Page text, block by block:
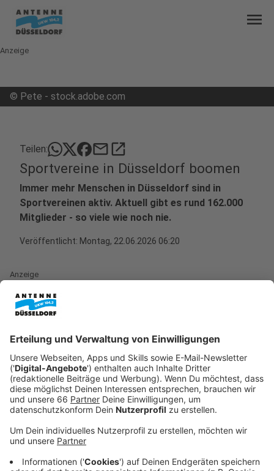
menu
Anzeige
© Pete - stock.adobe.com
Teilen: mailopen_in_new
Sportvereine in Düsseldorf boomen
Immer mehr Menschen in Düsseldorf sind in
Sportvereinen aktiv. Aktuell gibt es rund 162.000
Mitglieder - so viele wie noch nie.
Veröffentlicht: Montag, 22.06.2026 06:20
Anzeige
Die Sportvereine in Düsseldorf boomen. Nach Zahlen
des
Landessportbundes NRW
sind aktuell mehr als
162.000 Menschen in unserer Stadt Mitglied in einem
Sportverein. Das entspricht ungefähr jeder vierten
Person in der Stadt und ist ein neuer Rekord.
Anzeige
Fußball, Tennis und Turnen besonders
gefragt